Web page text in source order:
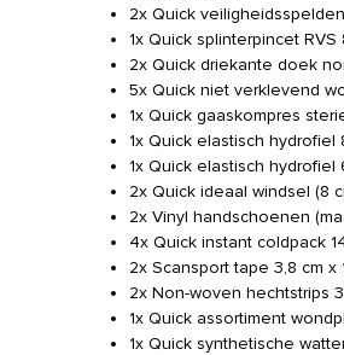
2x Quick
1x Quick splinterpincet RVS
2x Quick driekante doek
5x Quick niet verklevend
1x Quick gaaskompres
1x Quick elastisch hydrofiel
1x Quick elastisch hydrofiel
2x Quick ideaal windsel (8
2x Vinyl handschoenen
4x Quick instant coldpack
2x Scansport tape 3,8 cm x
2x Non-woven hechtstrips
1x Quick assortiment
1x Quick synthetische